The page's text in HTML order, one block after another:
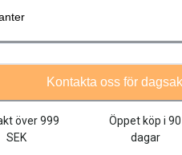
Kontakta oss för
över999
SEK
Öppet köp i 90
dagar